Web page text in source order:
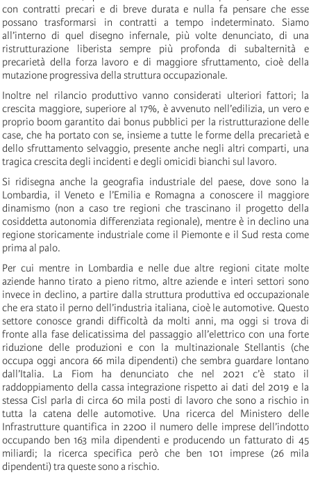
con contratti precari e di breve durata e nulla fa pensare che esse
possano trasformarsi in contratti a tempo indeterminato. Siamo
all’interno di quel disegno infernale, più volte denunciato, di una
ristrutturazione liberista sempre più profonda di subalternità e
precarietà della forza lavoro e di maggiore sfruttamento, cioè della
mutazione progressiva della struttura occupazionale.
Inoltre nel rilancio produttivo vanno considerati ulteriori fattori; la
crescita maggiore, superiore al 17%, è avvenuto nell’edilizia, un vero e
proprio boom garantito dai bonus pubblici per la ristrutturazione delle
case, che ha portato con se, insieme a tutte le forme della precarietà e
dello sfruttamento selvaggio, presente anche negli altri comparti, una
tragica crescita degli incidenti e degli omicidi bianchi sul lavoro.
Si ridisegna anche la geografia industriale del paese, dove sono la
Lombardia, il Veneto e l’Emilia e Romagna a conoscere il maggiore
dinamismo (non a caso tre regioni che trascinano il progetto della
cosiddetta autonomia differenziata regionale), mentre è in declino una
regione storicamente industriale come il Piemonte e il Sud resta come
prima al palo.
Per cui mentre in Lombardia e nelle due altre regioni citate molte
aziende hanno tirato a pieno ritmo, altre aziende e interi settori sono
invece in declino, a partire dalla struttura produttiva ed occupazionale
che era stato il perno dell’industria italiana, cioè le automotive. Questo
settore conosce grandi difficoltà da molti anni, ma oggi si trova di
fronte alla fase delicatissima del passaggio all’elettrico con una forte
riduzione delle produzioni e con la multinazionale Stellantis (che
occupa oggi ancora 66 mila dipendenti) che sembra guardare lontano
dall’Italia. La Fiom ha denunciato che nel 2021 c’è stato il
raddoppiamento della cassa integrazione rispetto ai dati del 2019 e la
stessa Cisl parla di circa 60 mila posti di lavoro che sono a rischio in
tutta la catena delle automotive. Una ricerca del Ministero delle
Infrastrutture quantifica in 2200 il numero delle imprese dell’indotto
occupando ben 163 mila dipendenti e producendo un fatturato di 45
miliardi; la ricerca specifica però che ben 101 imprese (26 mila
dipendenti) tra queste sono a rischio.